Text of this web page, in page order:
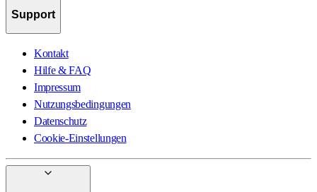
Support
Kontakt
Hilfe & FAQ
Impressum
Nutzungsbedingungen
Datenschutz
Cookie-Einstellungen